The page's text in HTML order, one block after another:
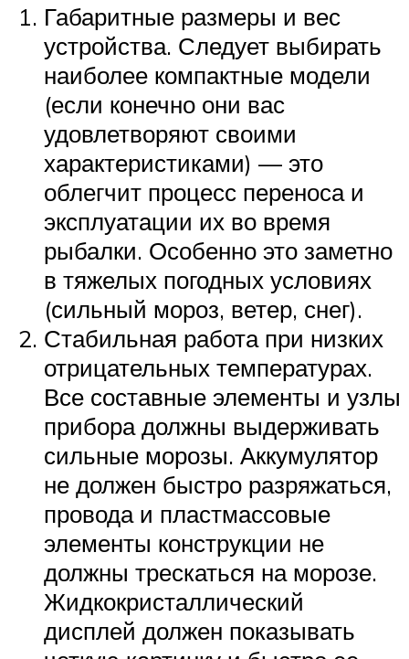
Габаритные размеры и вес
устройства. Следует выбирать
наиболее компактные модели
(если конечно они вас
удовлетворяют своими
характеристиками) — это
облегчит процесс переноса и
эксплуатации их во время
рыбалки. Особенно это заметно
в тяжелых погодных условиях
(сильный мороз, ветер, снег).
Стабильная работа при низких
отрицательных температурах.
Все составные элементы и узлы
прибора должны выдерживать
сильные морозы. Аккумулятор
не должен быстро разряжаться,
провода и пластмассовые
элементы конструкции не
должны трескаться на морозе.
Жидкокристаллический
дисплей должен показывать